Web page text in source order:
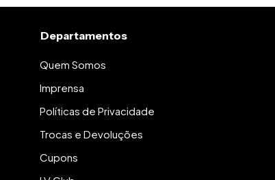
Departamentos
Quem Somos
Imprensa
Políticas de Privacidade
Trocas e Devoluções
Cupons